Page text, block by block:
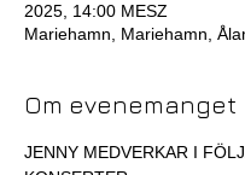
2025, 14:00 MESZ
Mariehamn, Mariehamn,
Om evenemanget
JENNY MEDVERKAR I